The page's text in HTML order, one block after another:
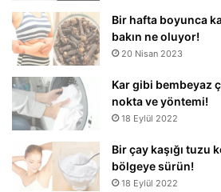
Bir hafta boyunca
bakın ne oluyor!
20 Nisan 2023
Kar gibi bembeyaz
nokta ve yöntemi!
18 Eylül 2022
Bir çay kaşığı tuzu
bölgeye sürün!
18 Eylül 2022